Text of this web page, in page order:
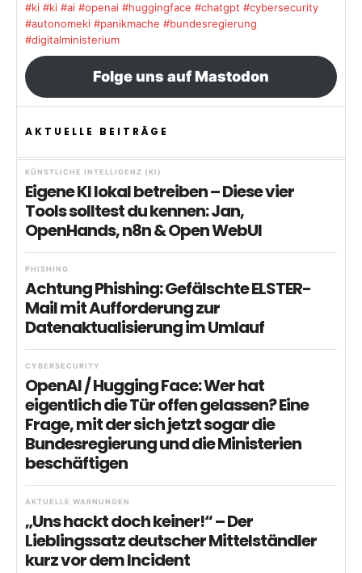
#ki #ki #ai #openai #huggingface #chatgpt #cybersecurity
#autonomeki #panikmache #bundesregierung
#digitalministerium
Folge uns auf Mastodon
AKTUELLE BEITRÄGE
KÜNSTLICHE INTELLIGENZ (KI)
Eigene KI lokal betreiben – Diese vier
Tools solltest du kennen: Jan,
OpenHands, n8n & Open WebUI
PHISHING
Achtung Phishing: Gefälschte ELSTER-
Mail mit Aufforderung zur
Datenaktualisierung im Umlauf
CYBERSECURITY
OpenAI / Hugging Face: Wer hat
eigentlich die Tür offen gelassen? Eine
Frage, mit der sich jetzt sogar die
Bundesregierung und die Ministerien
beschäftigen
AKTUELLE WARNUNGEN
„Uns hackt doch keiner!“ – Der
Lieblingssatz deutscher Mittelständler
kurz vor dem Incident